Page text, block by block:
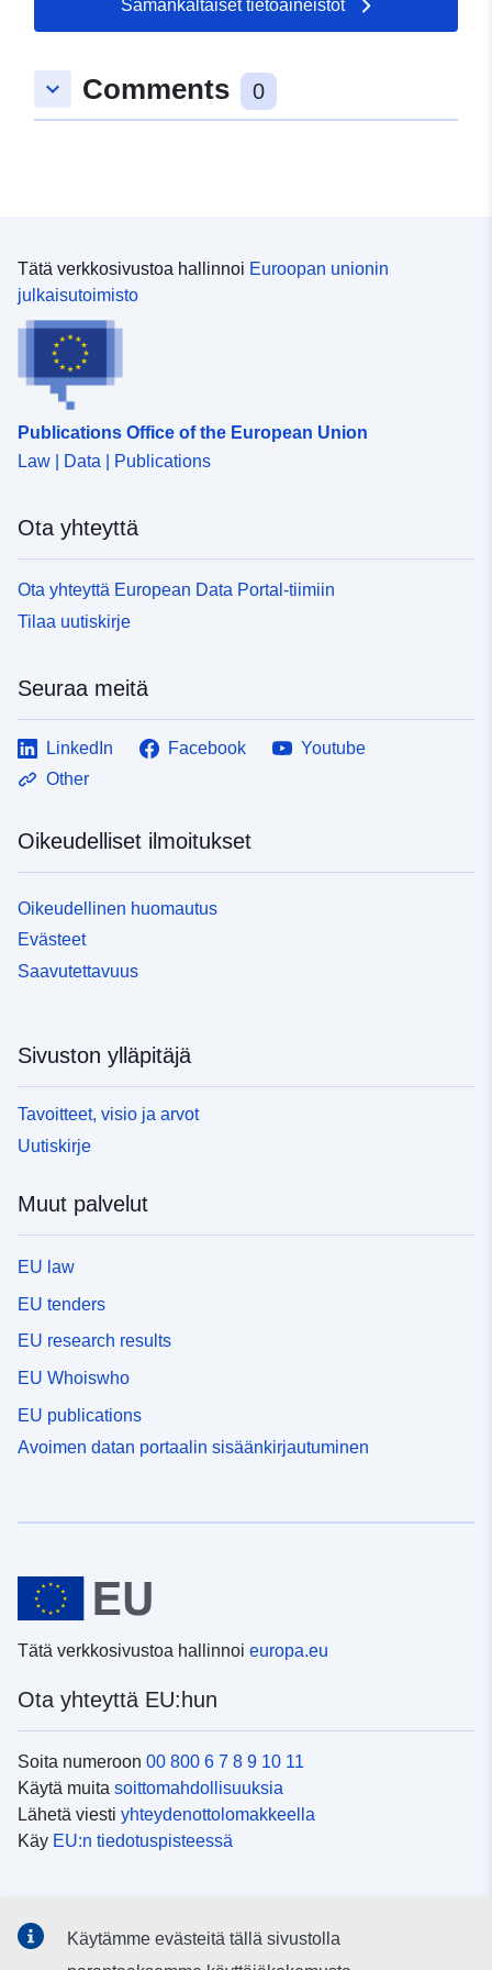
uriRef:
http://data.europa.eu/88u/dataset/
Samankaltaiset tietoaineistot
keyboard_arrow_down Comments 0
Tätä verkkosivustoa hallinnoi Euroopan unionin
julkaisutoimisto
Publications Office of the European Union
Law | Data | Publications
Ota yhteyttä
Ota yhteyttä European Data Portal-tiimiin
Tilaa uutiskirje
Seuraa meitä
LinkedIn Facebook
Youtube
Other
Oikeudelliset ilmoitukset
Oikeudellinen huomautus
Evästeet
Saavutettavuus
Sivuston ylläpitäjä
Tavoitteet, visio ja arvot
Uutiskirje
Muut palvelut
EU law
EU tenders
EU research results
EU Whoiswho
EU publications
Avoimen datan portaalin sisäänkirjautuminen
Tätä verkkosivustoa hallinnoi europa.eu
Ota yhteyttä EU:hun
Soita numeroon 00 800 6 7 8 9 10 11
Käytä muita soittomahdollisuuksia
Lähetä viesti yhteydenottolomakkeella
Käy EU:n tiedotuspisteessä
Käytämme evästeitä tällä sivustolla